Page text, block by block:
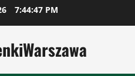
7:44:48 PM